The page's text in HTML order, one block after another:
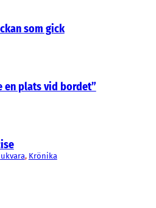
som gick
en plats vid bordet”
, Krönika